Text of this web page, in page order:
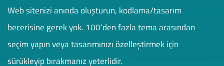
Web sitenizi anında oluşturun, kodlama/tasarım
becerisine gerek yok. 100'den fazla tema arasından
seçim yapın veya tasarımınızı özelleştirmek için
sürükleyip bırakmanız yeterlidir.